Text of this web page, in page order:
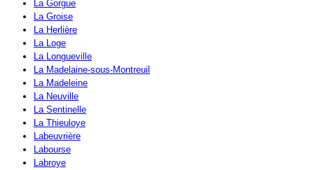
La Gorgue
La Groise
La Herlière
La Loge
La Longueville
La Madelaine-sous-Montreuil
La Madeleine
La Neuville
La Sentinelle
La Thieuloye
Labeuvrière
Labourse
Labroye